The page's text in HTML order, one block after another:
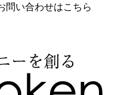
い合わせはこちら